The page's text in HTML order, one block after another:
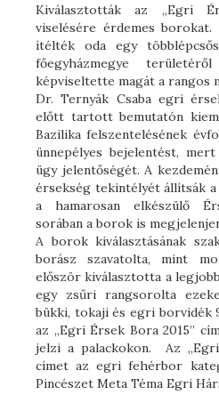
Kiválasztották az „Egri
viselésére érdemes
ítélték oda egy
főegyházmegye
képviseltette magát a rangos
Dr. Ternyák Csaba egri
előtt tartott bemutatón
Bazilika felszentelésének
ünnepélyes bejelentést,
ügy jelentőségét. A
érsekség tekintélyét állítsák
a hamarosan elkészülő
sorában a borok is
A borok kiválasztásának
borász szavatolta, mint
először kiválasztotta a
egy zsűri rangsorolta
bükki, tokaji és egri borvidék
az „Egri Érsek Bora 2015”
jelzi a palackokon. Az
címet az egri fehérbor
Pincészet Meta Téma Egri